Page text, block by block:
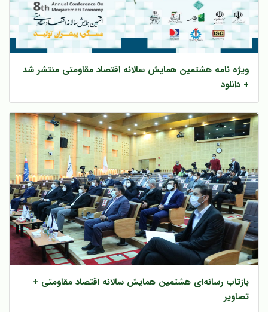
ویژه نامه هشتمین همایش سالانه اقتصاد مقاومتی منتشر شد
+ دانلود
بازتاب رسانه‌ای هشتمین همایش سالانه اقتصاد مقاومتی +
تصاویر